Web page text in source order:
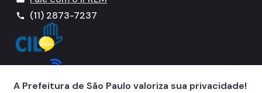
call (11) 2873-7237
A Prefeitura de São Paulo valoriza sua privacidade!